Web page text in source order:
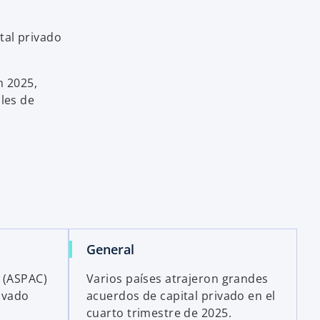
privado
2025,
de
General
Varios países atrajeron grandes
acuerdos de capital privado en el
cuarto trimestre de 2025.